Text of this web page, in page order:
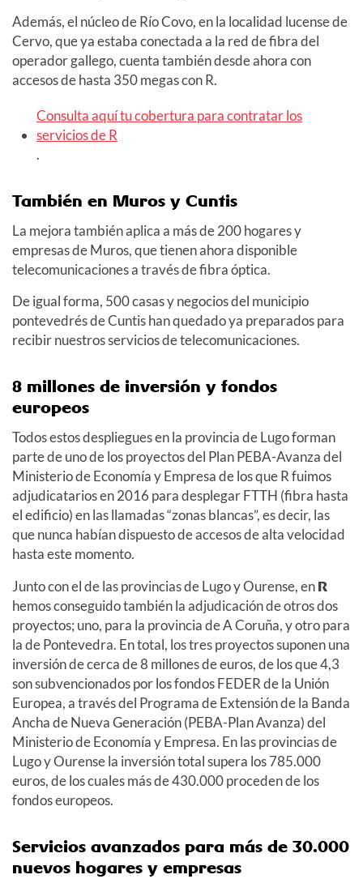
Además, el núcleo de Río Covo, en la localidad lucense de
Cervo, que ya estaba conectada a la red de fibra del
operador gallego, cuenta también desde ahora con
accesos de hasta 350 megas con R.
Consulta aquí tu cobertura para contratar los
servicios de R
.
También en Muros y Cuntis
La mejora también aplica a más de 200 hogares y
empresas de Muros, que tienen ahora disponible
telecomunicaciones a través de fibra óptica.
De igual forma, 500 casas y negocios del municipio
pontevedrés de Cuntis han quedado ya preparados para
recibir nuestros servicios de telecomunicaciones.
8 millones de inversión y fondos
europeos
Todos estos despliegues en la provincia de Lugo forman
parte de uno de los proyectos del Plan PEBA-Avanza del
Ministerio de Economía y Empresa de los que R fuimos
adjudicatarios en 2016 para desplegar FTTH (fibra hasta
el edificio) en las llamadas “zonas blancas”, es decir, las
que nunca habían dispuesto de accesos de alta velocidad
hasta este momento.
Junto con el de las provincias de Lugo y Ourense, enR
hemos conseguido también la adjudicación de otros dos
proyectos; uno, para la provincia de A Coruña, y otro para
la de Pontevedra. En total, los tres proyectos suponen una
inversión de cerca de 8 millones de euros, de los que 4,3
son subvencionados por los fondos FEDER de la Unión
Europea, a través del Programa de Extensión de la Banda
Ancha de Nueva Generación (PEBA-Plan Avanza) del
Ministerio de Economía y Empresa. En las provincias de
Lugo y Ourense la inversión total supera los 785.000
euros, de los cuales más de 430.000 proceden de los
fondos europeos.
Servicios avanzados para más de 30.000
nuevos hogares y empresas